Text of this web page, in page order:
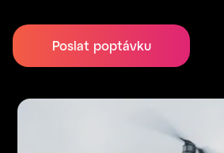
Poslat poptávku